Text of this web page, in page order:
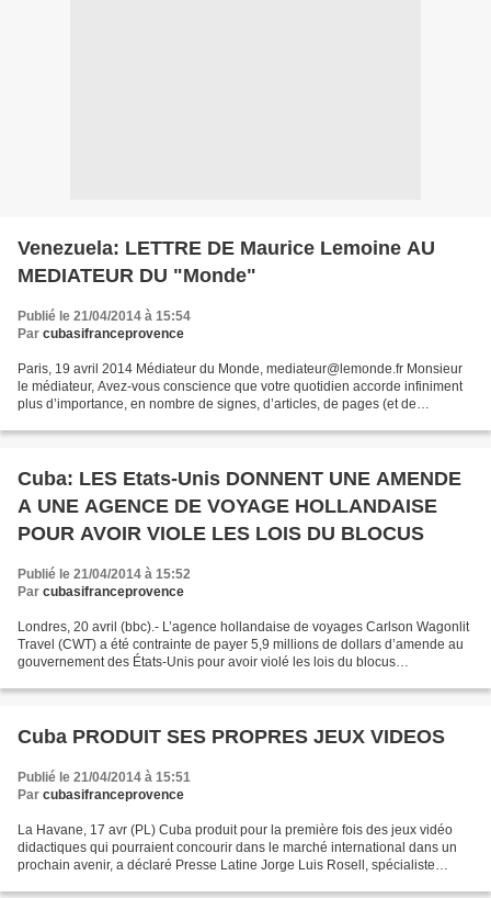
Venezuela: LETTRE DE Maurice Lemoine AU
MEDIATEUR DU "Monde"
Publié le 21/04/2014 à 15:54
Par cubasifranceprovence
Paris, 19 avril 2014 Médiateur du Monde, mediateur@lemonde.fr Monsieur
le médiateur, Avez-vous conscience que votre quotidien accorde infiniment
plus d’importance, en nombre de signes, d’articles, de pages (et de
Cuba: LES Etats-Unis DONNENT UNE AMENDE
A UNE AGENCE DE VOYAGE HOLLANDAISE
POUR AVOIR VIOLE LES LOIS DU BLOCUS
Publié le 21/04/2014 à 15:52
Par cubasifranceprovence
Londres, 20 avril (bbc).- L’agence hollandaise de voyages Carlson Wagonlit
Travel (CWT) a été contrainte de payer 5,9 millions de dollars d’amende au
gouvernement des États-Unis pour avoir violé les lois du blocus
Cuba PRODUIT SES PROPRES JEUX VIDEOS
Publié le 21/04/2014 à 15:51
Par cubasifranceprovence
La Havane, 17 avr (PL) Cuba produit pour la première fois des jeux vidéo
didactiques qui pourraient concourir dans le marché international dans un
prochain avenir, a déclaré Presse Latine Jorge Luis Rosell, spécialiste